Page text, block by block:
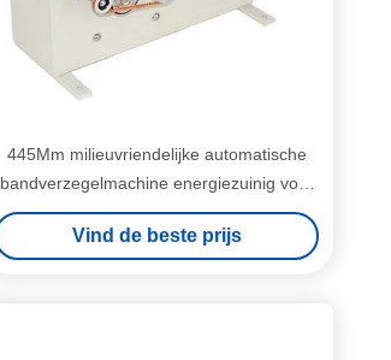
445Mm milieuvriendelijke automatische
bandverzegelmachine energiezuinig voor
zakken
Vind de beste prijs